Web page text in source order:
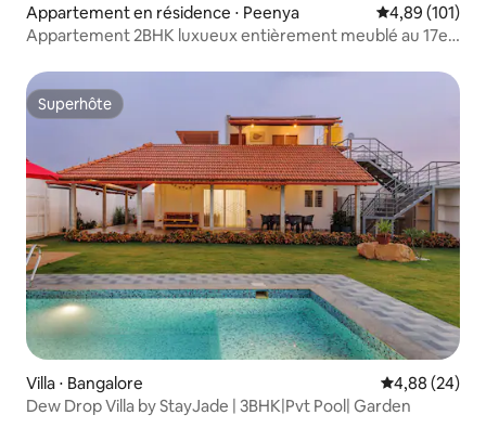
Appartement en résidence ⋅ Peenya Évaluation
4,89 (101)
Appartement 2BHK luxueux entièrement meublé au 17e
Superhôte
Superhôte
Villa ⋅ Bangalore Évaluation
4,88 (24)
Dew Drop Villa by StayJade | 3BHK|Pvt Pool| Garden